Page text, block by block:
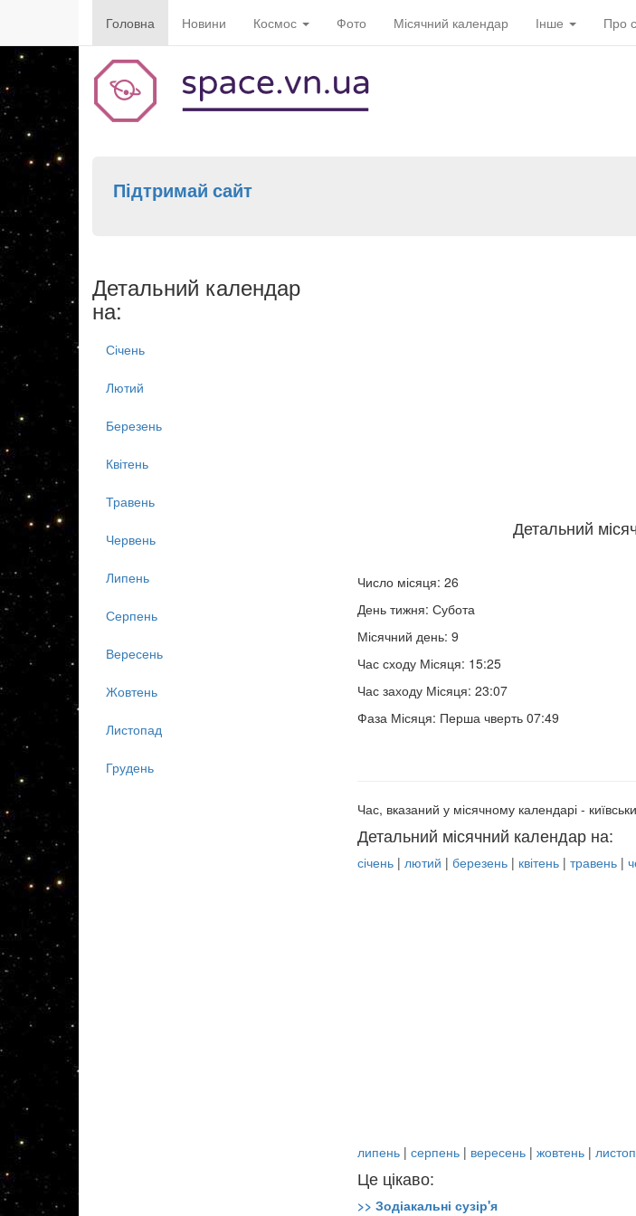
Головна Новини Космос Фото Місячний календар Інше Про
Підтримай сайт
Детальний
Число місяця: 26
День тижня: Субота
Місячний день: 9
Час сходу Місяця: 15:25
Час заходу Місяця: 23:07
Фаза Місяця: Перша чверть 07:49
Час, вказаний у місячному календарі -
Детальний місячний календар на:
січень| лютий | березень| квітень| травень|
липень| серпень| вересень| жовтень|
Це цікаво:
>> Зодіакальні сузір'я
Детальний календар
на:
Січень
Лютий
Березень
Квітень
Травень
Червень
Липень
Серпень
Вересень
Жовтень
Листопад
Грудень